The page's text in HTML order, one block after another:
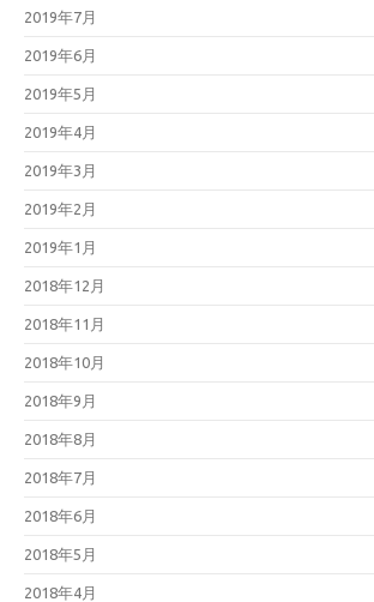
2019年7月
2019年6月
2019年5月
2019年4月
2019年3月
2019年2月
2019年1月
2018年12月
2018年11月
2018年10月
2018年9月
2018年8月
2018年7月
2018年6月
2018年5月
2018年4月